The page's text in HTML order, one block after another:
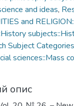
and ideas,
and
Subject
sciences::Mass
опис